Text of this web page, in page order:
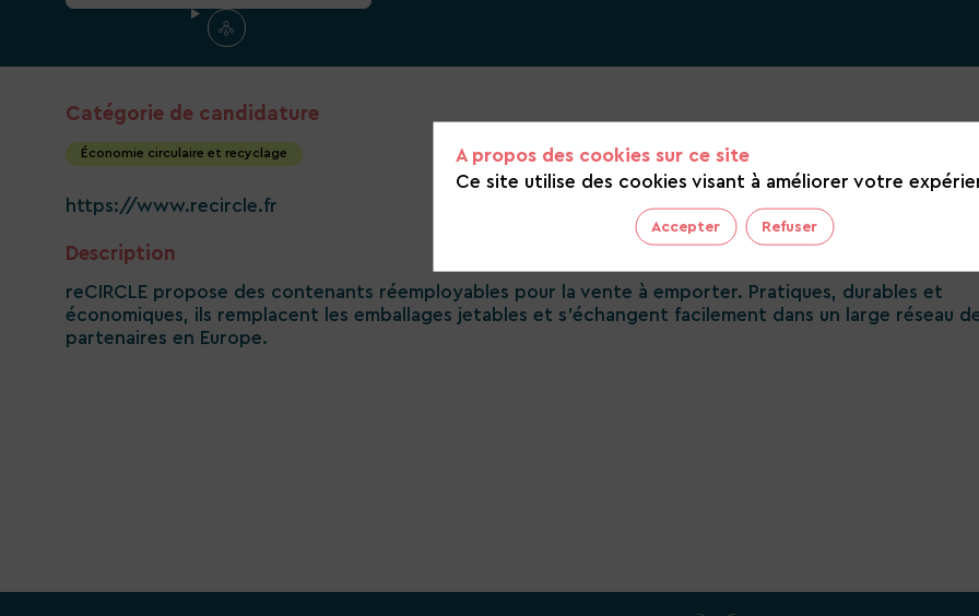
Catégorie de candidature
Économie circulaire et recyclage
https://www.recircle.fr
Description
reCIRCLE propose des contenants réemployables pour la vente à emporter. Pratiques, durables et
économiques, ils remplacent les emballages jetables et s’échangent facilement dans un large réseau
partenaires en Europe.
A propos des cookies sur ce site
Ce site utilise des cookies visant à améliorer votre
Accepter Refuser